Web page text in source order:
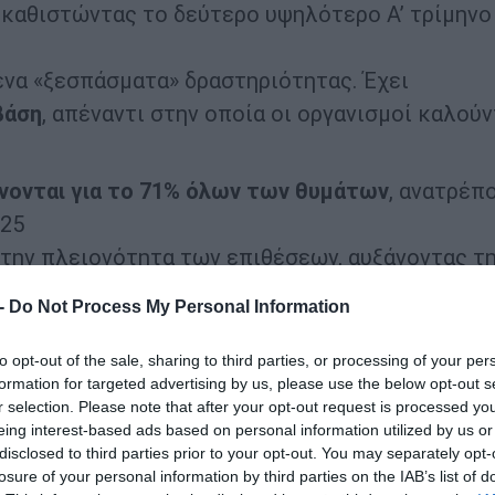
Do Not Process My Personal Information
opt-out of the sale, sharing to third parties, or processing of your
for targeted advertising by us, please use the below opt-out
selection. Please note that after your opt-out request is processed
interest-based ads based on personal information utilized by us
to third parties prior to your opt-out. You may separately
of your personal information by third parties on the IAB’s list of
το δεύτερο υψηλότερο A’
«ξεσπάσματα» δραστηριότητας. Έχει
, απέναντι στην οποία οι οργανισμοί
για το 71% όλων των θυμάτων,
πλειονότητα των επιθέσεων, αυξάνοντας τη
— και ανεβάζοντας κατακόρυφα το ρίσκο σε
συνεχόμενο τρίμηνο, με338 θύματα, ενώ
2025 σε166 στοQ1 2026 (+315%),
ransomware δείχνει πόσο ανθεκτικές και